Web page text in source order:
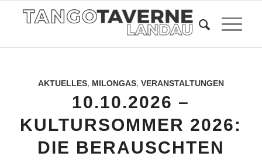
AKTUELLES, MILONGAS, VERANSTALTUNGEN
10.10.2026 –
KULTURSOMMER 2026:
DIE BERAUSCHTEN